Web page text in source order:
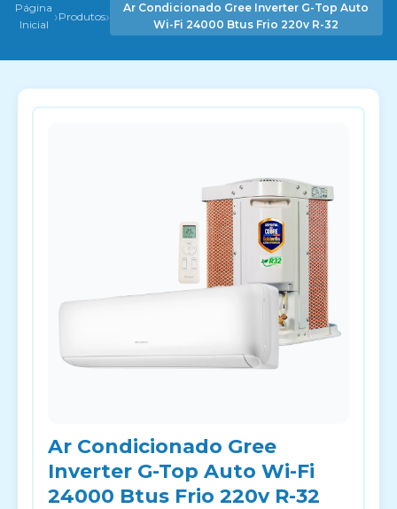
Página
Inicial ›Produtos›
Ar Condicionado Gree Inverter G-Top Auto
Wi-Fi 24000 Btus Frio 220v R-32
Ar Condicionado Gree
Inverter G-Top Auto Wi-Fi
24000 Btus Frio 220v R-32